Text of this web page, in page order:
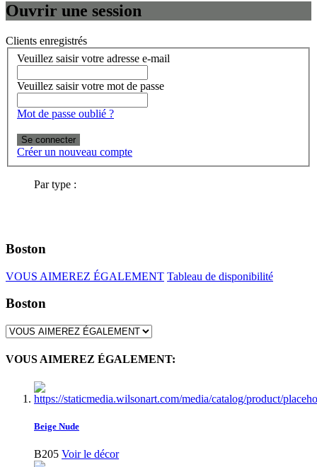
Ouvrir une session
Clients enregistrés
Veuillez saisir votre adresse e-mail
Veuillez saisir votre mot de passe
Mot de passe oublié ?
Se connecter
Créer un nouveau compte
Par type :
Boston
VOUS AIMEREZ ÉGALEMENT Tableau de disponibilité
Boston
VOUS AIMEREZ ÉGALEMENT:
Beige Nude
B205 Voir le décor